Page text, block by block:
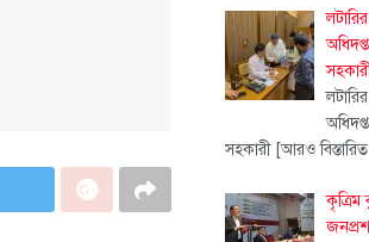
সহকারী [আরও
কৃত্রিম